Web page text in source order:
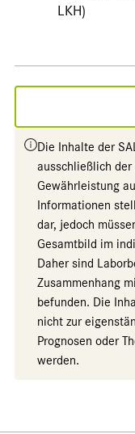
LKH)
Die Inhalte der
ausschließlich
Gewährleistung
Informationen
dar, jedoch
Gesamtbild im
Daher sind
Zusammenhang
befunden. Die
nicht zur
Prognosen oder
werden.